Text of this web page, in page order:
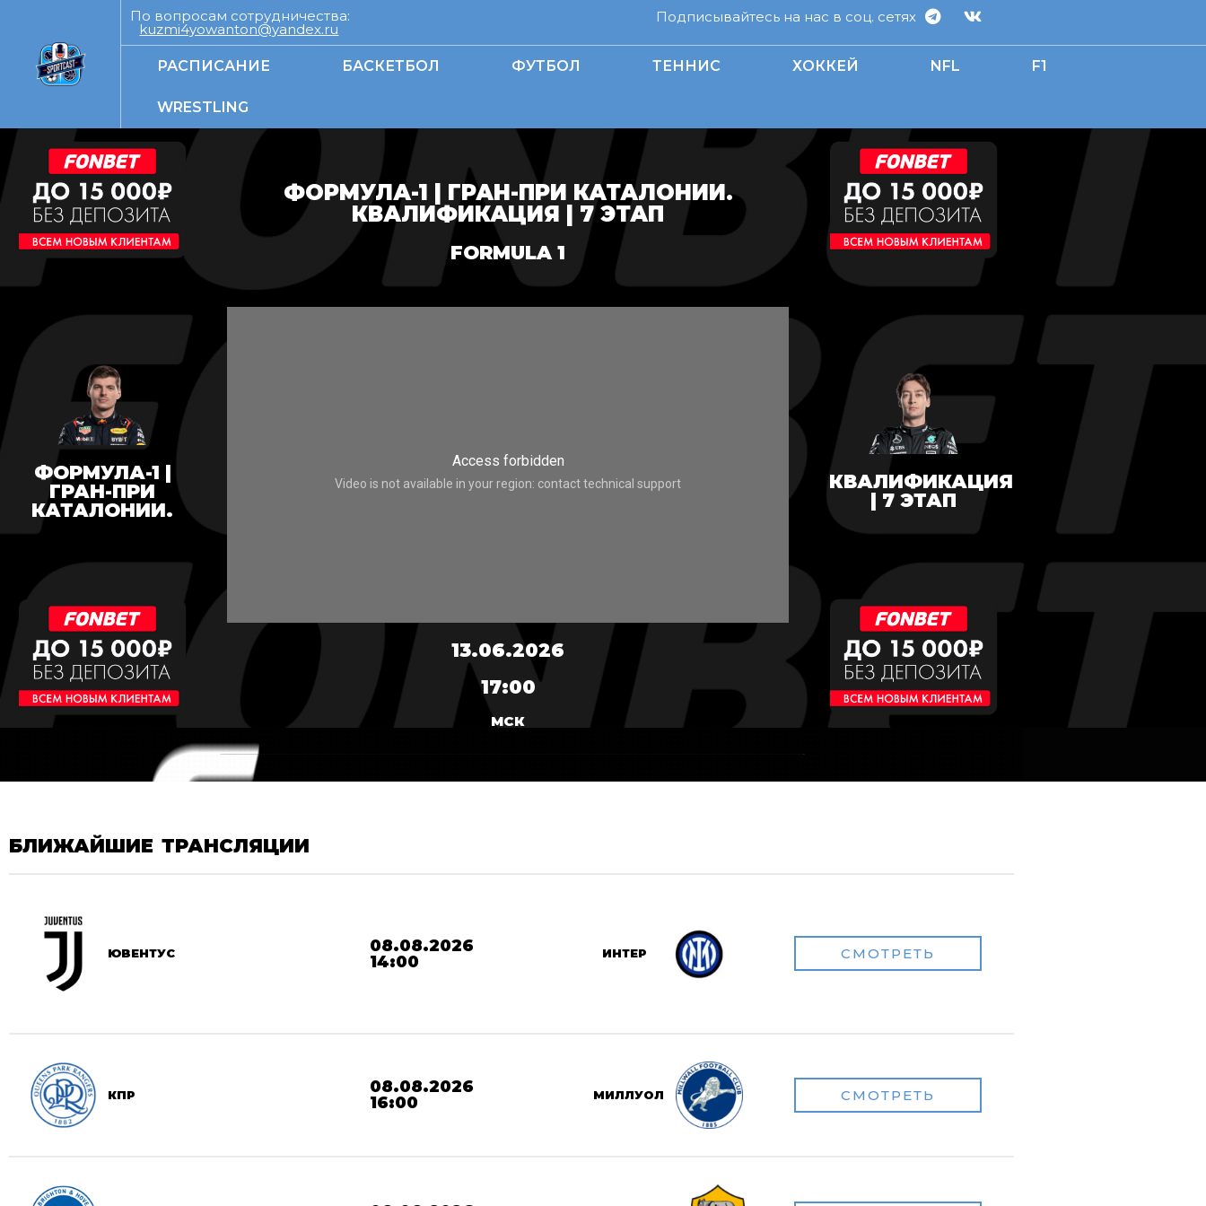
По вопросам сотрудничества:
kuzmi4yowanton@yandex.ru
Подписывайтесь на нас в соц. сетях
РАСПИСАНИЕ БАСКЕТБОЛ ФУТБОЛ ТЕННИС ХОККЕЙ NFL F1
WRESTLING
ФОРМУЛА-1 |
ГРАН-ПРИ
КАТАЛОНИИ.
ФОРМУЛА-1 | ГРАН-ПРИ КАТАЛОНИИ.
КВАЛИФИКАЦИЯ | 7 ЭТАП
FORMULA 1
13.06.2026
17:00
МСК
КВАЛИФИКАЦИЯ
| 7 ЭТАП
БЛИЖАЙШИЕ ТРАНСЛЯЦИИ
ЮВЕНТУС
08.08.2026
14:00
ИНТЕР СМОТРЕТЬ
КПР
08.08.2026
16:00
МИЛЛУОЛ СМОТРЕТЬ